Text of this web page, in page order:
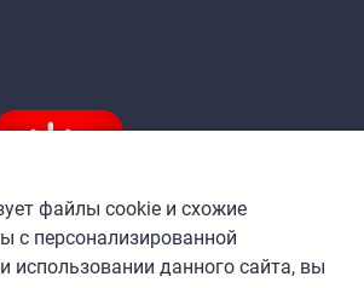
файлы cookie и схожие
с персонализированной
использовании данного сайта, вы